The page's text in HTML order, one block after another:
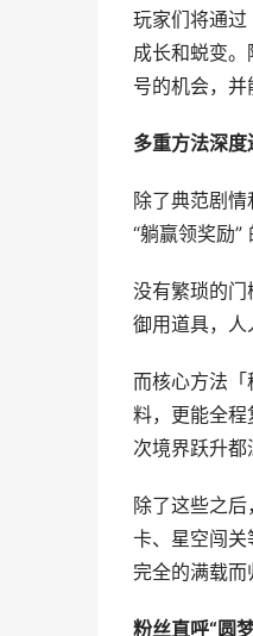
玩家们将通过
成长和蜕变
号的机会，并
多重方法深
除了典范剧
“躺赢领奖励
没有繁琐的门
御用道具，人
而核心方法
料，更能全
次境界跃升都
除了这些之
卡、星空闯
完全的满载而
粉丝直呼“ 圆